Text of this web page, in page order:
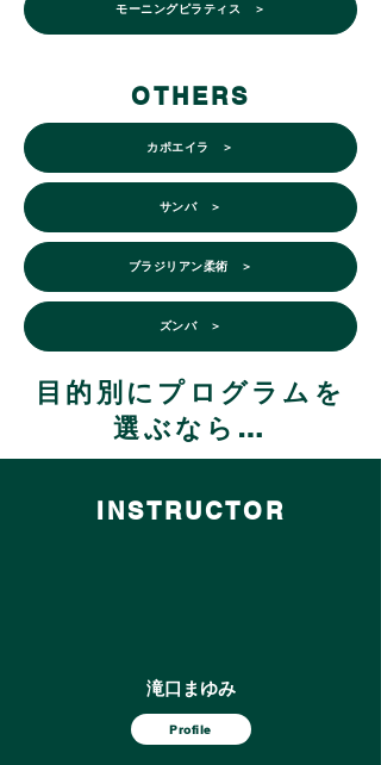
モーニングピラティス ＞
OTHERS
カポエイラ ＞
サンバ ＞
ブラジリアン柔術 ＞
ズンバ ＞
​目的別にプログラムを
選ぶなら…
INSTRUCTOR
滝口まゆみ
Profile